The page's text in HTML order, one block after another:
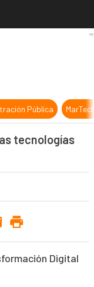
pasa por las
Pública
tecnologías
Digital